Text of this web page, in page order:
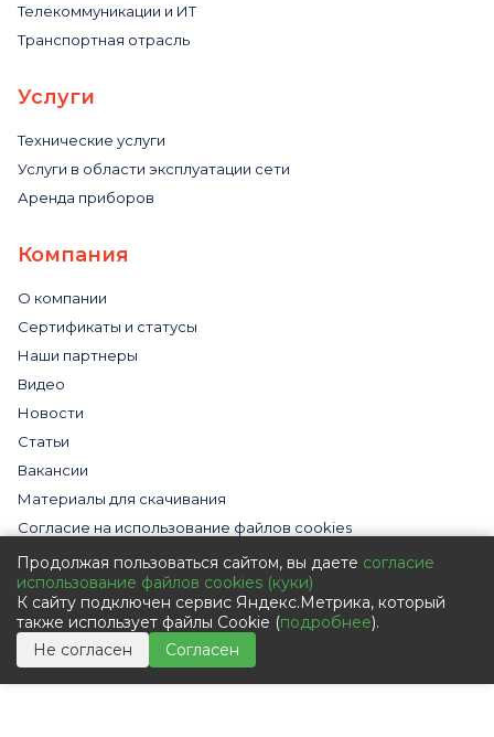
Телекоммуникации и ИТ
Транспортная отрасль
Услуги
Технические услуги
Услуги в области эксплуатации сети
Аренда приборов
Компания
О компании
Сертификаты и статусы
Наши партнеры
Видео
Новости
Статьи
Вакансии
Материалы для скачивания
Cогласие на использование файлов cookies
Обработка персональных данных с помощью сервиса
«Яндекс.Метрика»
Политика в отношении обработки персональных данных
Пользовательское соглашение
Согласие на обработку персональных данных
Продолжая пользоваться сайтом, вы даете согласие
использование файлов cookies (куки)
К сайту подключен сервис Яндекс.Метрика, который
также использует файлы Cookie (подробнее).
Не согласен
Согласен